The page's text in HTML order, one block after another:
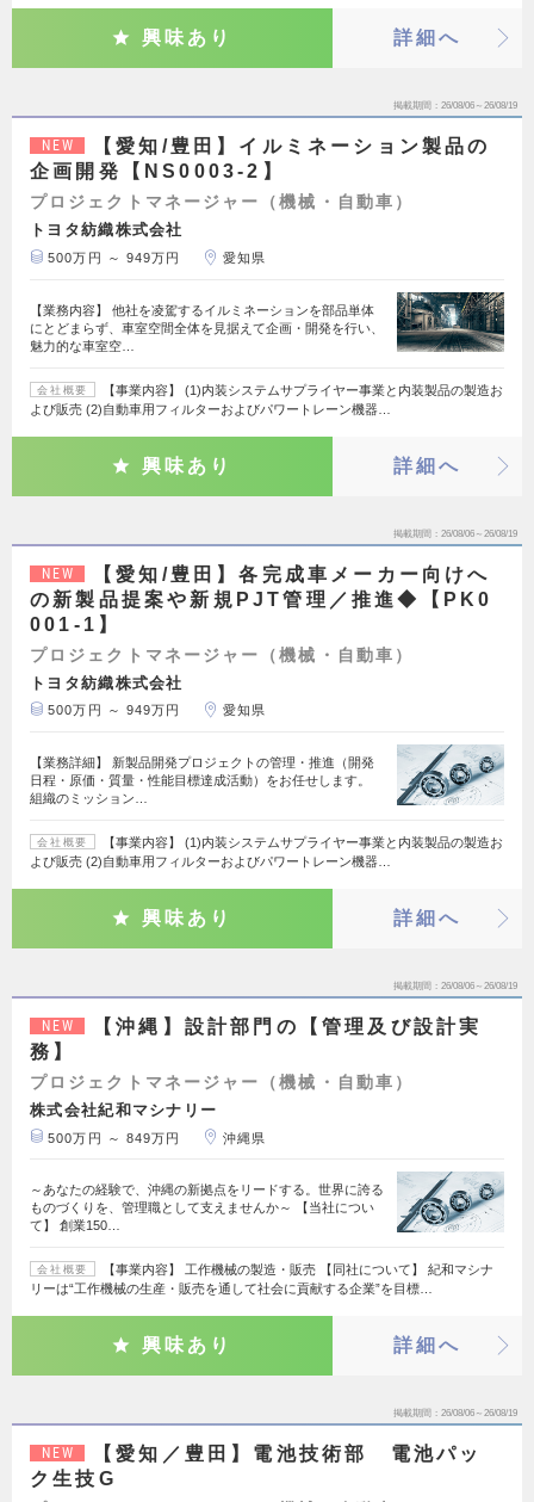
興味あり 詳細へ
掲載期間 26/08/06～26/08/19
NEW
【愛知/豊田】イルミネーション製品の
企画開発【NS0003-2】
プロジェクトマネージャー（機械・自動車）
トヨタ紡織株式会社
500万円 ～ 949万円 愛知県
【業務内容】 他社を凌駕するイルミネーションを部品単体
にとどまらず、車室空間全体を見据えて企画・開発を行い、
魅力的な車室空…
会社概要
【事業内容】 (1)内装システムサプライヤー事業と内装製品の製造お
よび販売 (2)自動車用フィルターおよびパワートレーン機器…
興味あり 詳細へ
掲載期間 26/08/06～26/08/19
NEW
【愛知/豊田】各完成車メーカー向けへ
の新製品提案や新規PJT管理／推進◆【PK0
001-1】
プロジェクトマネージャー（機械・自動車）
トヨタ紡織株式会社
500万円 ～ 949万円 愛知県
【業務詳細】 新製品開発プロジェクトの管理・推進（開発
日程・原価・質量・性能目標達成活動）をお任せします。
組織のミッション…
会社概要
【事業内容】 (1)内装システムサプライヤー事業と内装製品の製造お
よび販売 (2)自動車用フィルターおよびパワートレーン機器…
興味あり 詳細へ
掲載期間 26/08/06～26/08/19
NEW
【沖縄】設計部門の【管理及び設計実
務】
プロジェクトマネージャー（機械・自動車）
株式会社紀和マシナリー
500万円 ～ 849万円 沖縄県
～あなたの経験で、沖縄の新拠点をリードする。世界に誇る
ものづくりを、管理職として支えませんか～ 【当社につい
て】 創業150…
会社概要
【事業内容】 工作機械の製造・販売 【同社について】 紀和マシナ
リーは“工作機械の生産・販売を通して社会に貢献する企業”を目標…
興味あり 詳細へ
掲載期間 26/08/06～26/08/19
NEW
【愛知／豊田】電池技術部 電池パッ
ク生技G